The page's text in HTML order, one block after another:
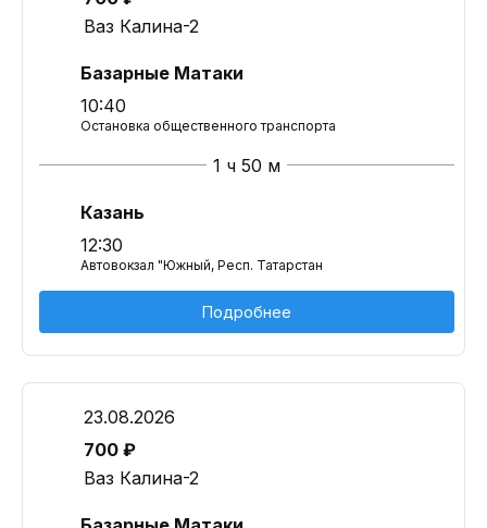
Ваз Калина-2
Базарные Матаки
10:40
Остановка общественного транспорта
1 ч 50 м
Казань
12:30
Автовокзал "Южный, Респ. Татарстан
Подробнее
23.08.2026
700 ₽
Ваз Калина-2